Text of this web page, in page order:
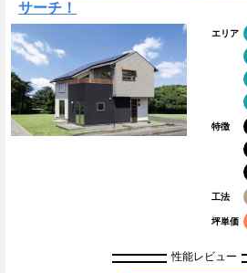
サーチ！
エリア
特徴
工法
坪単価
性能レビュー